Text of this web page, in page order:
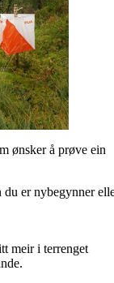
ønsker å prøve ein
er nybegynner
meir i terrenget